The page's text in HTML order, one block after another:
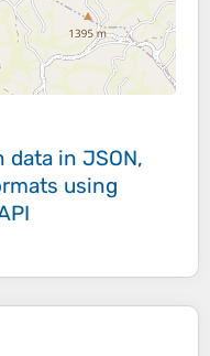
in JSON,
using